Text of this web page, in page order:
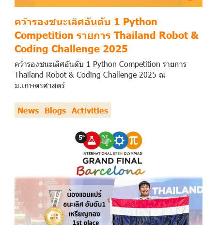
คว้ารองชนะเลิศอันดับ 1 Python
Competition รายการ Thailand Robot &
Coding Challenge 2025
คว้ารองชนะเลิศอันดับ 1 Python Competition รายการ
Thailand Robot & Coding Challenge 2025 ณ
ม.เกษตรศาสตร์
News Blogs Activities